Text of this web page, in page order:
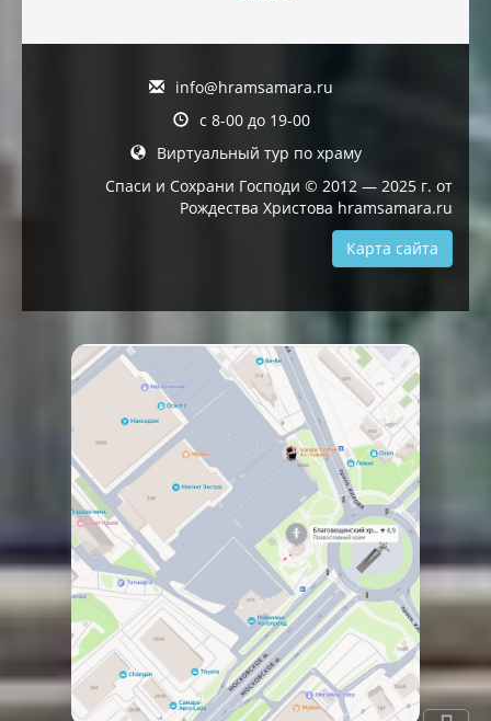
info@hramsamara.ru
с 8-00 до 19-00
Виртуальный тур по храму
Спаси и Сохрани Господи © 2012 — 2025 г. от
Рождества Христова hramsamara.ru
Карта сайта